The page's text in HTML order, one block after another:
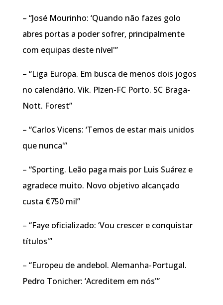
– “José Mourinho: ‘Quando não fazes golo
abres portas a poder sofrer, principalmente
com equipas deste nível'”
– “Liga Europa. Em busca de menos dois jogos
no calendário. Vik. Plzen-FC Porto. SC Braga-
Nott. Forest”
– “Carlos Vicens: ‘Temos de estar mais unidos
que nunca'”
– “Sporting. Leão paga mais por Luis Suárez e
agradece muito. Novo objetivo alcançado
custa €750 mil”
– “Faye oficializado: ‘Vou crescer e conquistar
títulos'”
– “Europeu de andebol. Alemanha-Portugal.
Pedro Tonicher: ‘Acreditem em nós'”